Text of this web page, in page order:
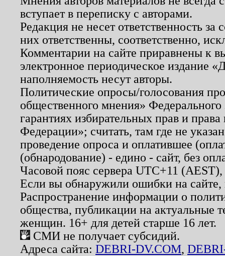
вступает в переписку с авторами.
Редакция не несет ответственность
них ответственны, соответственно,
Комментарии на сайте приравнены к
электронное периодическое издание
наполняемость несут авторы.
Политические опросы/голосования
общественного мнения»
гарантиях избирательных прав и
Федерации»; считать, там где не
проведение опроса и оплатившее
(обнародование) - едино - сайт, без
Часовой пояс сервера UTC+11
Если вы обнаружили ошибки на
Распространение информации о
общества, публикации на актуальные
женщин. 16+ для детей старше 16 лет.
СМИ не получает субсидий.
Адреса сайта: DEBRI-DV.COM,